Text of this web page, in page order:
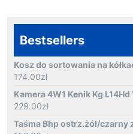
Bestsellers
Kosz do sortowania na
174.00zł
Kamera 4W1 Kenik Kg L14Hd
229.00zł
Taśma Bhp ostrz.żół/czarny